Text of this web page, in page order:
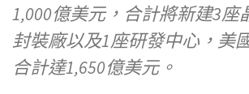
1,000億美元，合計將新建3座
封裝廠以及1座研發中心，美
合計達1,650億美元。